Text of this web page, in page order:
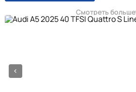
Смотреть больше